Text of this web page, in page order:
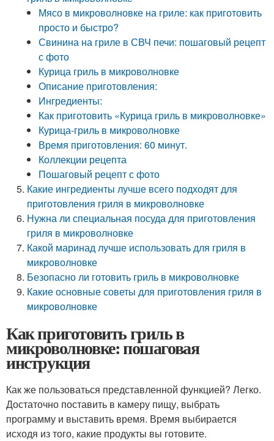
Мясо в микроволновке на гриле: как приготовить
просто и быстро?
Свинина на гриле в СВЧ печи: пошаговый рецепт
с фото
Курица гриль в микроволновке
Описание приготовления:
Ингредиенты:
Как приготовить «Курица гриль в микроволновке»
Курица-гриль в микроволновке
Время приготовления: 60 минут.
Коллекции рецепта
Пошаговый рецепт с фото
Какие ингредиенты лучше всего подходят для
приготовления гриля в микроволновке
Нужна ли специальная посуда для приготовления
гриля в микроволновке
Какой маринад лучше использовать для гриля в
микроволновке
Безопасно ли готовить гриль в микроволновке
Какие основные советы для приготовления гриля в
микроволновке
Как приготовить гриль в
микроволновке: пошаговая
инструкция
Как же пользоваться представленной функцией? Легко.
Достаточно поставить в камеру пищу, выбрать
программу и выставить время. Время выбирается
исходя из того, какие продукты вы готовите.